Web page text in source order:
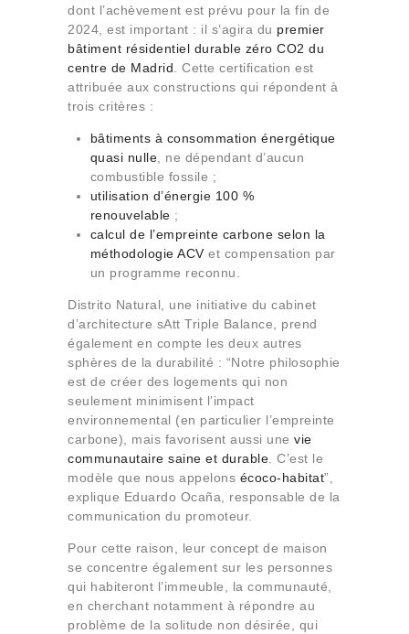
dont l’achèvement est prévu pour la fin de
2024, est important : il s’agira du premier
bâtiment résidentiel durable zéro CO2 du
centre de Madrid . Cette certification est
attribuée aux constructions qui répondent à
trois critères :
bâtiments à consommation énergétique
quasi nulle , ne dépendant d’aucun
combustible fossile ;
utilisation d’énergie 100 %
renouvelable ;
calcul de l’empreinte carbone selon la
méthodologie ACV et compensation par
un programme reconnu.
Distrito Natural, une initiative du cabinet
d’architecture sAtt Triple Balance, prend
également en compte les deux autres
sphères de la durabilité : “Notre philosophie
est de créer des logements qui non
seulement minimisent l’impact
environnemental (en particulier l’empreinte
carbone), mais favorisent aussi une vie
communautaire saine et durable . C’est le
modèle que nous appelons écoco-habitat”,
explique Eduardo Ocaña, responsable de la
communication du promoteur.
Pour cette raison, leur concept de maison
se concentre également sur les personnes
qui habiteront l’immeuble, la communauté,
en cherchant notamment à répondre au
problème de la solitude non désirée, qui